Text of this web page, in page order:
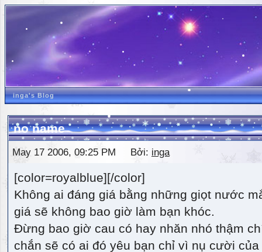
inga's Blog
no name
May 17 2006, 09:25 PM Bởi: inga
[color=royalblue][/color]
Không ai đáng giá bằng những giọt nước
giá sẽ không bao giờ làm bạn khóc.
Đừng bao giờ cau có hay nhăn nhó thậm
chắn sẽ có ai đó yêu bạn chỉ vì nụ cười